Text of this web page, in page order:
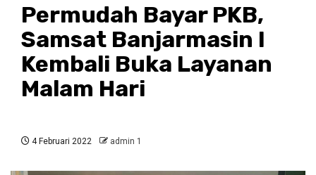
Permudah Bayar PKB,
Samsat Banjarmasin I
Kembali Buka Layanan
Malam Hari
4 Februari 2022 admin 1